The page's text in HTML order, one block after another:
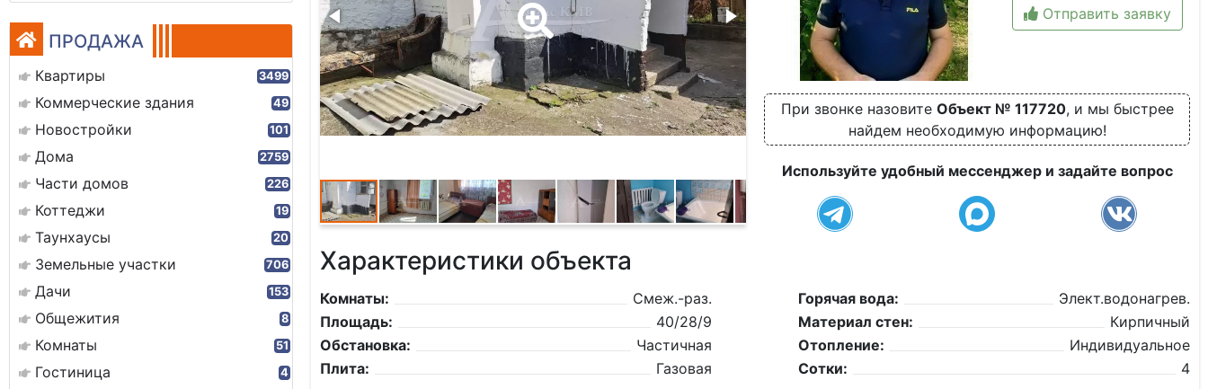
ПРОДАЖА
Квартиры 3499
Коммерческие здания 49
Новостройки 101
Дома 2759
Части домов 226
Коттеджи 19
Таунхаусы 20
Земельные участки 706
Дачи 153
Общежития 8
Комнаты 51
Гостиница 4
Отправить заявку
При звонке назовите Объект № 117720, и мы быстрее
найдем необходимую информацию!
Используйте удобный мессенджер и задайте вопрос
Характеристики объекта
Комнаты:
Смеж.-раз.
Площадь:
40/28/9
Обстановка:
Частичная
Плита:
Газовая
Горячая вода:
Элект.водонагрев.
Материал стен:
Кирпичный
Отопление:
Индивидуальное
Сотки:
4